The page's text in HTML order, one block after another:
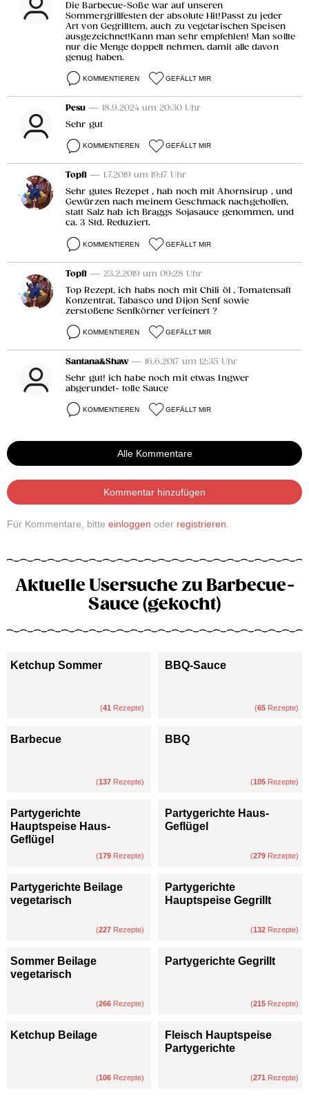
Die Barbecue-Soße war auf unseren
Sommergrillfesten der absolute Hit!Passt zu jeder
Art von Gegrilltem, auch zu vegetarischen Speisen
ausgezeichnet!Kann man sehr empfehlen! Man sollte
nur die Menge doppelt nehmen, damit alle davon
genug haben.
KOMMENTIEREN GEFÄLLT MIR
Pesu — 18.9.2024 um 20:30 Uhr
Sehr gut
KOMMENTIEREN GEFÄLLT MIR
Topf1 — 1.7.2019 um 19:17 Uhr
Sehr gutes Rezepet , hab noch mit Ahornsirup , und
Gewürzen nach meinem Geschmack nachgeholfen,
statt Salz hab ich Braggs Sojasauce genommen, und
ca. 3 Std. Reduziert.
KOMMENTIEREN GEFÄLLT MIR
Topf1 — 23.2.2019 um 09:28 Uhr
Top Rezept, ich habs noch mit Chili öl , Tomatensaft
Konzentrat, Tabasco und Dijon Senf sowie
zerstoßene Senfkörner verfeinert ?
KOMMENTIEREN GEFÄLLT MIR
Santana&Shaw — 16.6.2017 um 12:35 Uhr
Sehr gut! ich habe noch mit etwas Ingwer
abgerundet- tolle Sauce
KOMMENTIEREN GEFÄLLT MIR
Alle Kommentare
Kommentar hinzufügen
Für Kommentare, bitte einloggen oder registrieren
Aktuelle Usersuche zu Barbecue-
Sauce (gekocht)
Ketchup Sommer
(41 Rezepte)
BBQ-Sauce
(65 Rezepte)
Barbecue
(137 Rezepte)
BBQ
(105 Rezepte)
Partygerichte
Hauptspeise Haus-
Geflügel
(179 Rezepte)
Partygerichte Haus-
Geflügel
(279 Rezepte)
Partygerichte Beilage
vegetarisch
(227 Rezepte)
Partygerichte
Hauptspeise Gegrillt
(132 Rezepte)
Sommer Beilage
vegetarisch
(266 Rezepte)
Partygerichte Gegrillt
(215 Rezepte)
Ketchup Beilage
(106 Rezepte)
Fleisch Hauptspeise
Partygerichte
(271 Rezepte)